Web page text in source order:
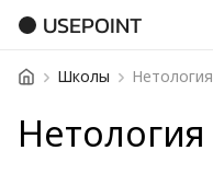
USEPOINT
Школы Нетология
Нетология